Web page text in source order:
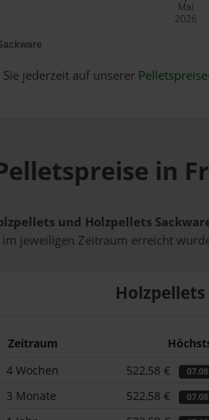
Mai
2026
jederzeit auf unserer Pelletspreise
in
und Holzpellets
jeweiligen Zeitraum erreicht
Zeitraum
4 Wochen
522,58 €
3 Monate 522,58 €